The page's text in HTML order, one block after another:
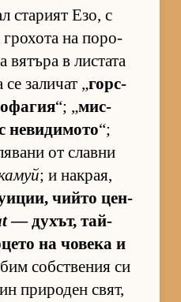
ста­рият Езо, с
на по­ро­
вя­търа в лис­тата
за­ли­чат „гор­с­
“; „мис­
не­ви­ди­мото“;
от славни
; и нак­рая,
чийто цен­
— ду­хът, тай­
на чо­века и
соб­с­т­ве­ния си
при­ро­ден свят,